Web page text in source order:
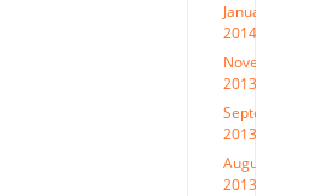
Januar
2014
November
2013
September
2013
August
2013